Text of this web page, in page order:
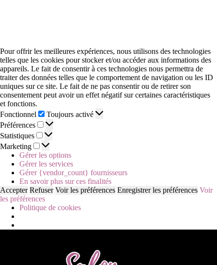
Pour offrir les meilleures expériences, nous utilisons des technologies
telles que les cookies pour stocker et/ou accéder aux informations des
appareils. Le fait de consentir à ces technologies nous permettra de
traiter des données telles que le comportement de navigation ou les ID
uniques sur ce site. Le fait de ne pas consentir ou de retirer son
consentement peut avoir un effet négatif sur certaines caractéristiques
et fonctions.
Fonctionnel
Toujours activé
Préférences
Statistiques
Marketing
Gérer les options
Gérer les services
Gérer {vendor_count} fournisseurs
En savoir plus sur ces finalités
Accepter Refuser Voir les préférences Enregistrer les préférences Voir
les préférences
Politique de cookies